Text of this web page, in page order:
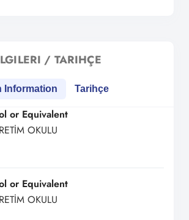
/ TARIHÇE
Information Tarihçe
or Equivalent
OKULU
or Equivalent
OKULU